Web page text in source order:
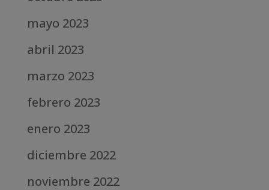
mayo 2023
abril 2023
marzo 2023
febrero 2023
enero 2023
diciembre 2022
noviembre 2022